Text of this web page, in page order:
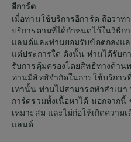
อีการ์ด
เมื่อท่านใช้บริการอีการ์ด ถือว่าท่
บริการตามที่ได้กำหนดไว้ในวิธีก
แลนด์และท่านยอมรับข้อตกลงแ
แต่ประการใด ดังนั้น ท่านได้รับก
รับการคุ้มครองโดยสิทธิทางด้า
ท่านมีสิทธิจำกัดในการใช้บริการ
เท่านั้น ท่านไม่สามารถทำสำเน
การ์ดรวมทั้งเนื้อหาได้ นอกจาก
เหมาะสม และไม่ก่อให้เกิดความ
แลนด์